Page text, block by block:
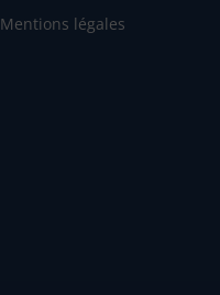
Mentions légales